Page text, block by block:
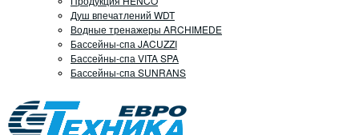
Душ впечатлений WDT
Водные тренажеры ARCHIMEDE
Бассейны-спа JACUZZI
Бассейны-спа VITA SPA
Бассейны-спа SUNRANS